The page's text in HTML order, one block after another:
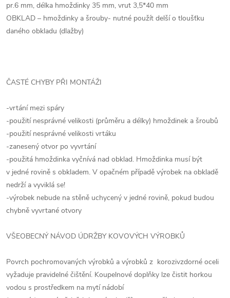
pr.6 mm, délka hmoždinky 35 mm, vrut 3,5*40 mm
OBKLAD – hmoždinky a šrouby- nutné použít delší o tloušťku
daného obkladu (dlažby)
ČASTÉ CHYBY PŘI MONTÁŽI
-vrtání mezi spáry
-použití nesprávné velikosti (průměru a délky) hmoždinek a šroubů
-použití nesprávné velikosti vrtáku
-zanesený otvor po vyvrtání
-použitá hmoždinka vyčnívá nad obklad. Hmoždinka musí být
v jedné rovině s obkladem. V opačném případě výrobek na obkladě
nedrží a vyviklá se!
-výrobek nebude na stěně uchycený v jedné rovině, pokud budou
chybně vyvrtané otvory
VŠEOBECNÝ NÁVOD ÚDRŽBY KOVOVÝCH VÝROBKŮ
Povrch pochromovaných výrobků a výrobků z korozivzdorné oceli
vyžaduje pravidelné čištění. Koupelnové doplňky lze čistit horkou
vodou s prostředkem na mytí nádobí